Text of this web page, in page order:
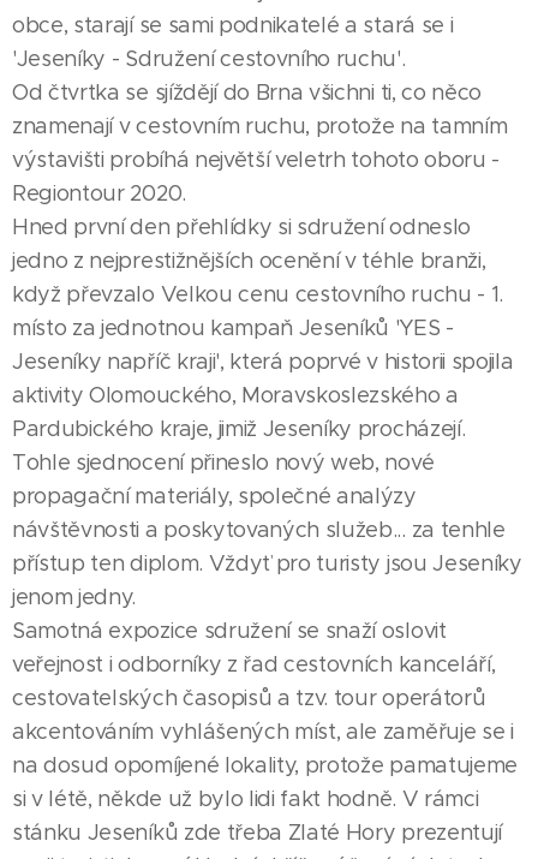
obce, starají se sami podnikatelé a stará se i
'Jeseníky - Sdružení cestovního ruchu'.
Od čtvrtka se sjíždějí do Brna všichni ti, co něco
znamenají v cestovním ruchu, protože na tamním
výstavišti probíhá největší veletrh tohoto oboru -
Regiontour 2020.
Hned první den přehlídky si sdružení odneslo
jedno z nejprestižnějších ocenění v téhle branži,
když převzalo Velkou cenu cestovního ruchu - 1.
místo za jednotnou kampaň Jeseníků 'YES -
Jeseníky napříč kraji', která poprvé v historii spojila
aktivity Olomouckého, Moravskoslezského a
Pardubického kraje, jimiž Jeseníky procházejí.
Tohle sjednocení přineslo nový web, nové
propagační materiály, společné analýzy
návštěvnosti a poskytovaných služeb... za tenhle
přístup ten diplom. Vždyť pro turisty jsou Jeseníky
jenom jedny.
Samotná expozice sdružení se snaží oslovit
veřejnost i odborníky z řad cestovních kanceláří,
cestovatelských časopisů a tzv. tour operátorů
akcentováním vyhlášených míst, ale zaměřuje se i
na dosud opomíjené lokality, protože pamatujeme
si v létě, někde už bylo lidi fakt hodně. V rámci
stánku Jeseníků zde třeba Zlaté Hory prezentují